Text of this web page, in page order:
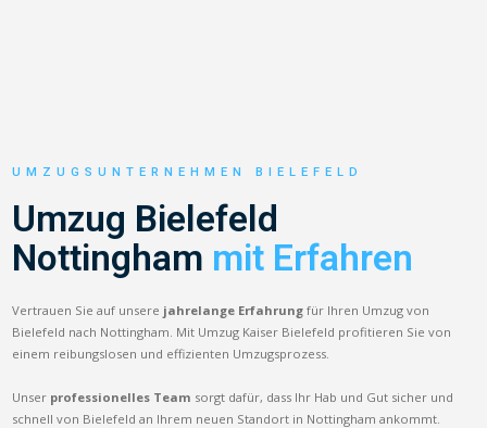
UMZUGSUNTERNEHMEN BIELEFELD
Umzug Bielefeld
Nottingham mit Erfahren
Vertrauen Sie auf unsere jahrelange Erfahrung für Ihren Umzug von
Bielefeld nach Nottingham. Mit Umzug Kaiser Bielefeld profitieren Sie von
einem reibungslosen und effizienten Umzugsprozess.
Unser professionelles Team sorgt dafür, dass Ihr Hab und Gut sicher und
schnell von Bielefeld an Ihrem neuen Standort in Nottingham ankommt.